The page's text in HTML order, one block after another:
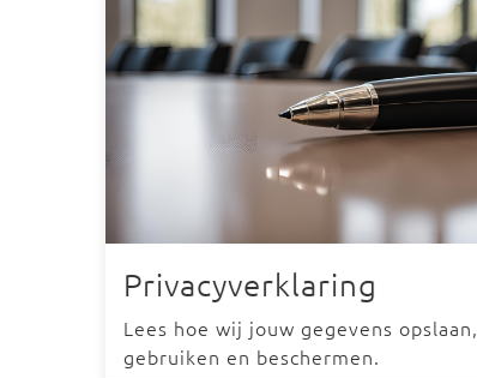
Privacyverklaring
Lees hoe wij jouw gegevens opslaan,
gebruiken en beschermen.